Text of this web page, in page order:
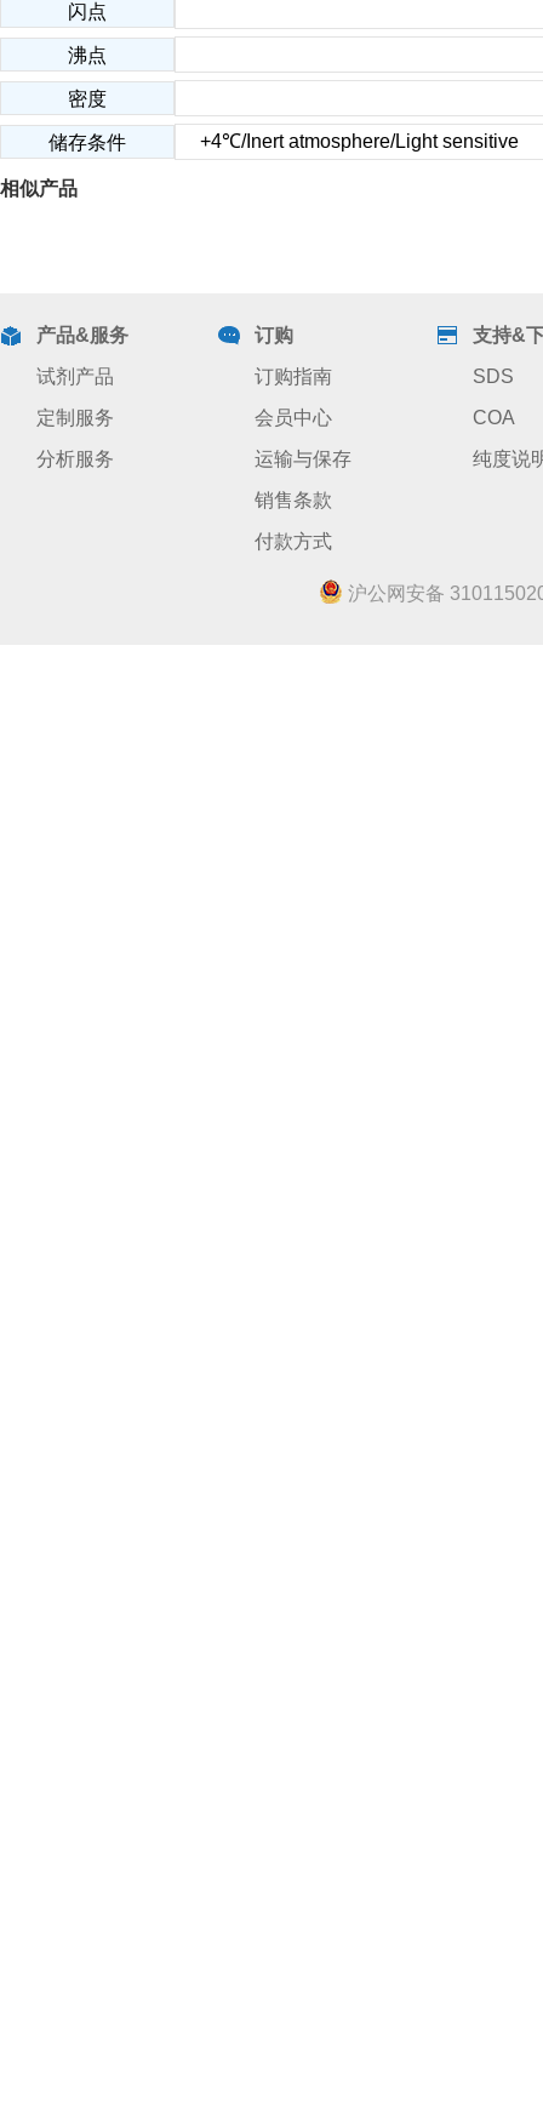
闪点
沸点
密度
储存条件 +4℃/Inert atmosphere/Light sensitive
相似产品
产品&服务
试剂产品
定制服务
分析服务
订购
订购指南
会员中心
运输与保存
销售条款
付款方式
支持&
SDS
COA
纯度说
沪公网安备